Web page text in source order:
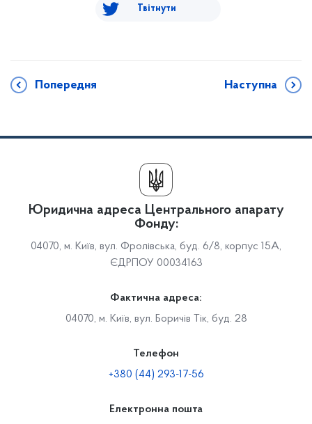
Твітнути
Попередня Наступна
Юридична адреса Центрального апарату
Фонду:
04070, м. Київ, вул. Фролівська, буд. 6/8, корпус 15А,
ЄДРПОУ 00034163
Фактична адреса:
04070, м. Київ, вул. Боричів Тік, буд. 28
Телефон
+380 (44) 293-17-56
Електронна пошта